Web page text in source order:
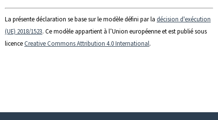
La présente déclaration se base sur le modèle défini par la décision d'exécution
(UE) 2018/1523. Ce modèle appartient à l’Union européenne et est publié sous
licenceCreative Commons Attribution 4.0 International.